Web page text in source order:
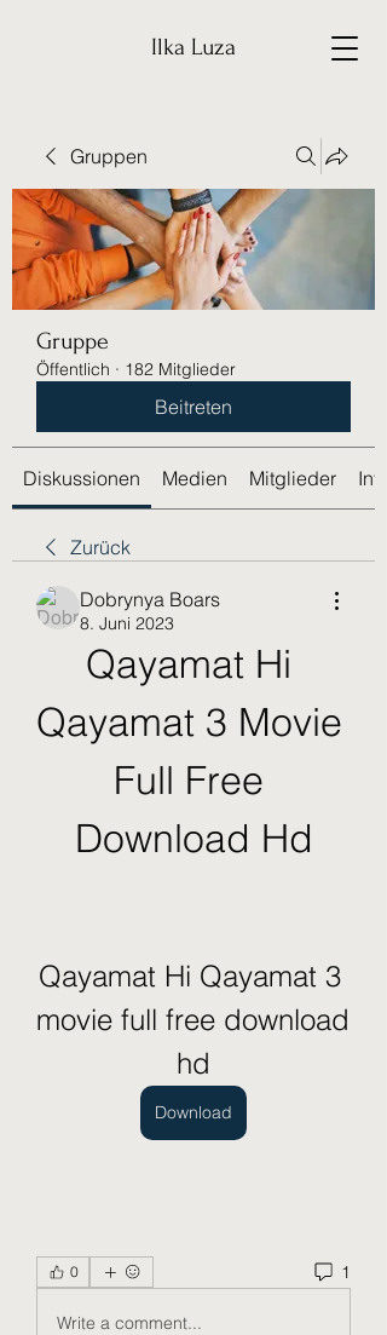
Ilka Luza
Gruppen
Gruppe
Öffentlich · 182 Mitglieder
Beitreten
Diskussionen Medien Mitglieder Info
Zurück
Dobrynya Boars
8. Juni 2023
Qayamat Hi
Qayamat 3 Movie
Full Free
Download Hd
Qayamat Hi Qayamat 3
movie full free download
hd
Download
0 1
Write a comment...